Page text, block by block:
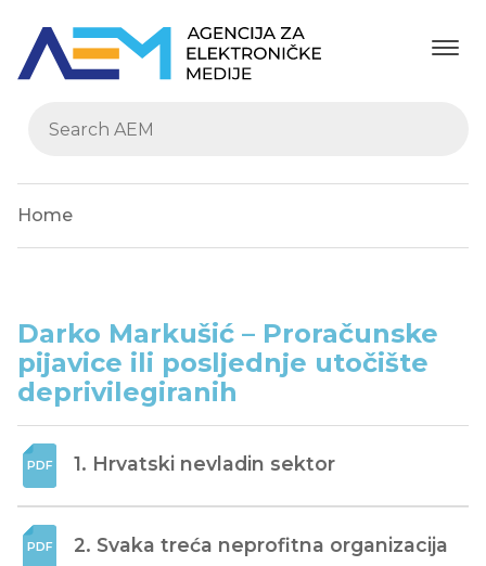
Home
Darko Markušić – Proračunske
pijavice ili posljednje utočište
deprivilegiranih
1. Hrvatski nevladin sektor
2. Svaka treća neprofitna organizacija